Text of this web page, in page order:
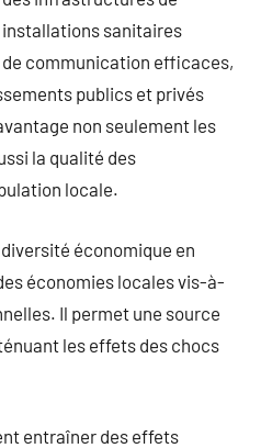
sanitaires
communication efficaces,
publics et privés
non seulement les
la qualité des
locale.
économique en
économies locales vis-à-
Il permet une source
les effets des chocs
entraîner des effets